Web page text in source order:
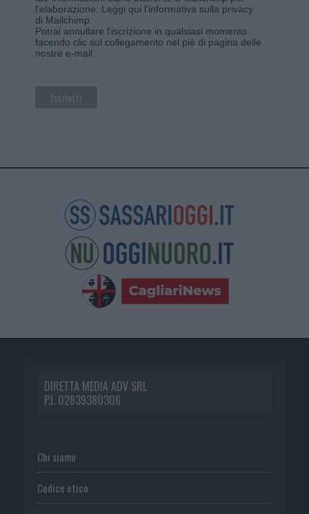
l'elaborazione. Leggi qui l'informativa sulla privacy
di Mailchimp
Potrai annullare l'iscrizione in qualsiasi momento
facendo clic sul collegamento nel piè di pagina delle
nostre e-mail.
DIRETTA MEDIA ADV SRL
P.I. 02839380306
Chi siamo
Codice etico